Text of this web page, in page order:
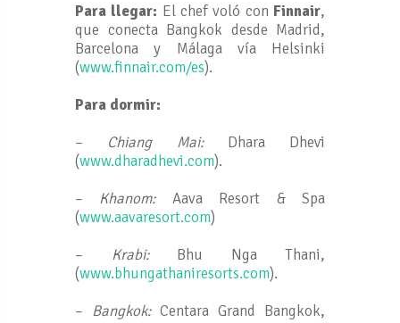
Para llegar: El chef voló con Finnair,
que conecta Bangkok desde Madrid,
Barcelona y Málaga vía Helsinki
(www.finnair.com/es).
Para dormir:
– Chiang Mai:Dhara Dhevi
(www.dharadhevi.com).
– Khanom:Aava Resort & Spa
(www.aavaresort.com)
– Krabi:Bhu Nga Thani,
(www.bhungathaniresorts.com).
– Bangkok:Centara Grand Bangkok,